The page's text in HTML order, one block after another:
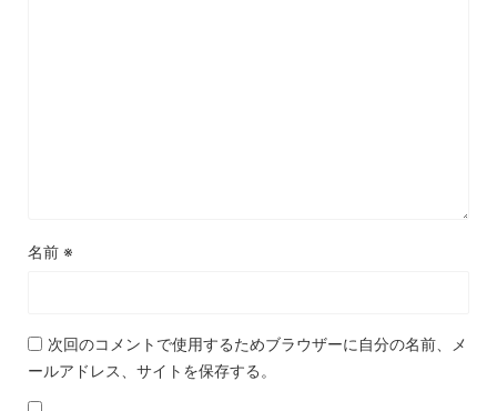
名前 ※
次回のコメントで使用するためブラウザーに自分の名前、メ
ールアドレス、サイトを保存する。